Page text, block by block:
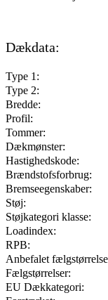
Dækdata:
Type 1:
Type 2:
Bredde:
Profil:
Tommer:
Dækmønster:
Hastighedskode:
Brændstofsforbrug:
Bremseegenskaber:
Støj:
Støjkategori klasse:
Loadindex:
RPB:
Anbefalet
Fælgstørrelser:
EU Dækkategori: